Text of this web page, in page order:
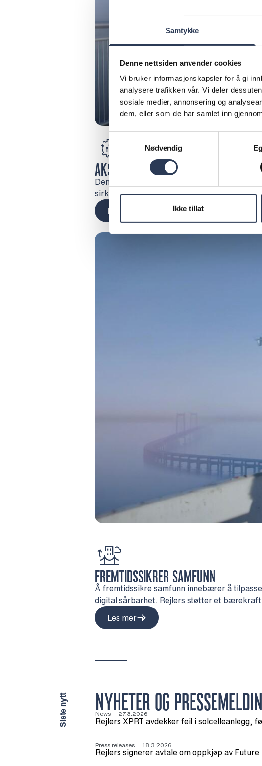
Samtykke
Denne nettsiden anvender cookies
Vi bruker informasjonskapsler for å gi
analysere trafikken vår. Vi deler
sosiale medier, annonsering og
dem, eller som de har samlet inn
Nødvendig
Ikke tillat
AKSELERERER TRANSFORMASJONEN
Den pågående og raske bransjeomstillingen
sirkulær industriproduksjon med bred
Les mer
FREMTIDSSIKRER SAMFUNN
Å fremtidssikre samfunn innebærer å
digital sårbarhet. Rejlers støtter et
Les mer
NYHETER OG
Siste nytt News 27.3.2026
Rejlers XPRT avdekker feil i solcelleanlegg,
Press releases 18.3.2026
Rejlers signerer avtale om oppkjøp av